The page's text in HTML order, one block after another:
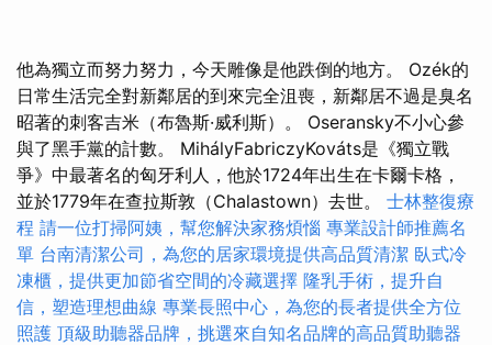
他為獨立而努力努力，今天雕像是他跌倒的地方。 Ozék的
日常生活完全對新鄰居的到來完全沮喪，新鄰居不過是臭名
昭著的刺客吉米（布魯斯·威利斯）。 Oseransky不小心參
與了黑手黨的計數。 MihályFabriczyKováts是《獨立戰
爭》中最著名的匈牙利人，他於1724年出生在卡爾卡格，
並於1779年在查拉斯敦（Chalastown）去世。 士林整復療
程 請一位打掃阿姨，幫您解決家務煩惱 專業設計師推薦名
單 台南清潔公司，為您的居家環境提供高品質清潔 臥式冷
凍櫃，提供更加節省空間的冷藏選擇 隆乳手術，提升自
信，塑造理想曲線 專業長照中心，為您的長者提供全方位
照護 頂級助聽器品牌，挑選來自知名品牌的高品質助聽器